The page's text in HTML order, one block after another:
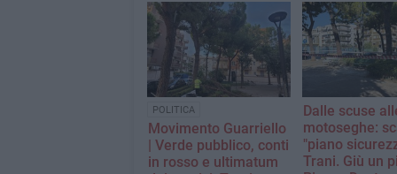
L'esperto spiega perché
l'albero ha ceduto di
schianto e lancia un duro
monito a chi gestisce il
verde urbano.
Il consigliere
chiede al sindaco
uffici competenti
immediata degli
un piano di
periodica per
visibilità agli
attraversamenti
POLITICA
Movimento Guarriello
| Verde pubblico, conti
in rosso e ultimatum
Dalle scuse
motoseghe:
"piano
Trani. Giù un